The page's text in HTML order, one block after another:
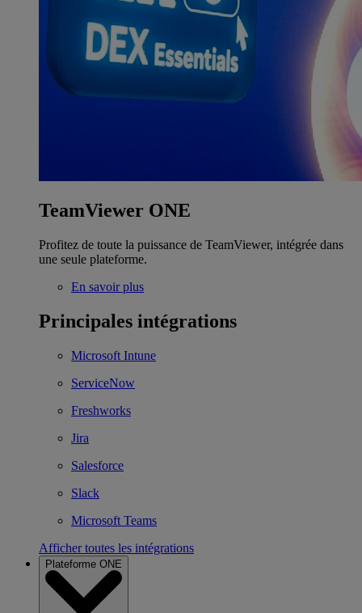
TeamViewer ONE
Profitez de toute la puissance de TeamViewer, intégrée dans
une seule plateforme.
En savoir plus
Principales intégrations
Microsoft Intune
ServiceNow
Freshworks
Jira
Salesforce
Slack
Microsoft Teams
Afficher toutes les intégrations
Plateforme ONE